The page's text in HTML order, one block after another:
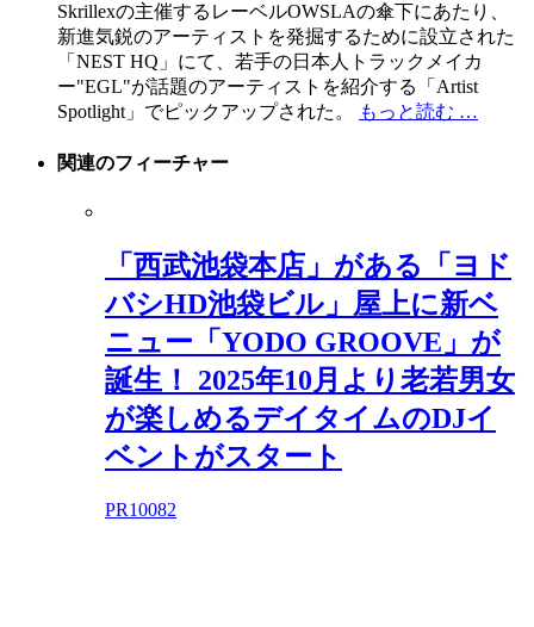
Skrillexの主催するレーベルOWSLAの傘下にあたり、
新進気鋭のアーティストを発掘するために設立された
「NEST HQ」にて、若手の日本人トラックメイカ
ー"EGL"が話題のアーティストを紹介する「Artist
Spotlight」でピックアップされた。
もっと読む …
関連のフィーチャー
「西武池袋本店」がある「ヨド
バシHD池袋ビル」屋上に新ベ
ニュー「YODO GROOVE」が
誕生！ 2025年10月より老若男女
が楽しめるデイタイムのDJイ
ベントがスタート
PR10082